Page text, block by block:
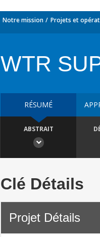
Notre mission Projets et
WTR
RÉSUMÉ
ABSTRAIT
Clé Détails
Projet Détails